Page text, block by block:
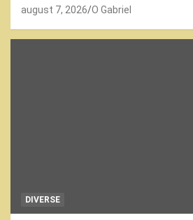
august 7, 2026 O Gabriel
DIVERSE